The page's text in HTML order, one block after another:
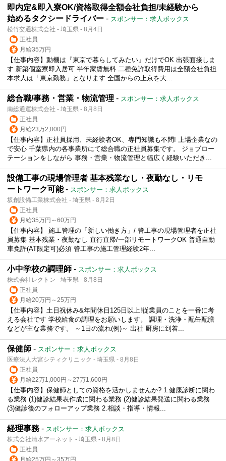
即内定&即入寮OK/資格取得全額会社負担/未経験から
始めるタクシードライバー - スポンサー：求人ボックス
松竹交通株式会社 - 埼玉県 - 8月4日
正社員
月給35万円
【仕事内容】動機は『東京で暮らしてみたい』だけでOK 出張面接しま
す 新築個室寮即入居可 半年家賃無料 二種免許取得費用は全額会社負担
本求人は「東京勤務」となります 全国からの上京を大...
総合職/事務・営業・物流管理 - スポンサー：求人ボックス
南総通運株式会社 - 埼玉県 - 8月8日
正社員
月給23万2,000円
【仕事内容】正社員採用、未経験者OK、専門知識も不問! 上場企業なの
で安心 千葉県内の各事業所にて総合職の正社員募集です。 ジョブロー
テーションをしながら 事務・営業・物流管理と幅広く経験いただき...
設備工事の現場管理者 基本残業なし・夜勤なし・リモ
ートワーク可能- スポンサー：求人ボックス
坂創設備工業株式会社 - 埼玉県 - 8月2日
正社員
月給35万円～60万円
【仕事内容】 施工管理の「新しい働き方」/ 管工事の現場管理者を正社
員募集 基本残業・夜勤なし 直行直帰/一部リモートワークOK 普通自動
車免許(AT限定可)必須 管工事の施工管理経験2年...
小中学校の調理師 - スポンサー：求人ボックス
株式会社レクトン - 埼玉県 - 8月8日
正社員
月給20万円～25万円
【仕事内容】土日祝休み&年間休日125日以上!従業員のことを一番に考
える会社です 学校給食の調理をお願いします。 調理・洗浄・配缶配膳
などが主な業務です。 ～1日の流れ(例)～ 出社 厨房に到着...
保健師 - スポンサー：求人ボックス
医療法人大宮シティクリニック - 埼玉県 - 8月8日
正社員
月給22万1,000円～27万1,600円
【仕事内容】保健師としての資格を活かしませんか? 1.健康診断に関わ
る業務 (1)健診結果表作成に関わる業務 (2)健診結果発送に関わる業務
(3)健診後のフォローアップ業務 2.相談・指導・情報...
経理事務 - スポンサー：求人ボックス
株式会社清水アーネット - 埼玉県 - 8月8日
正社員
月給25万円～35万円